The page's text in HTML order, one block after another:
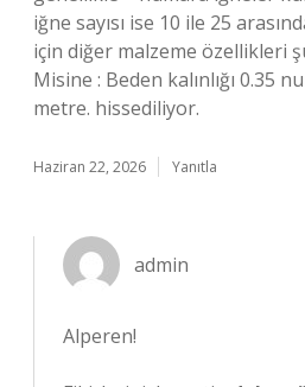
iğne sayısı ise 10 ile 25
için diğer malzeme özellikleri
Misine : Beden kalınlığı 0.35
metre. hissediliyor.
Haziran 22, 2026 Yanıtla
admin
Alperen!